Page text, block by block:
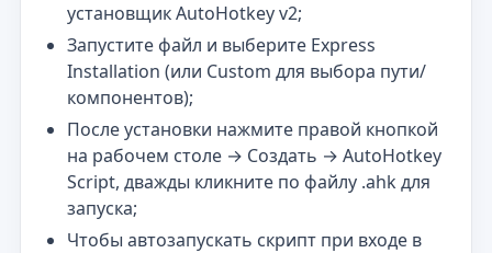
установщик AutoHotkey v2;
Запустите файл и выберите Express
Installation (или Custom для выбора пути/
компонентов);
После установки нажмите правой кнопкой
на рабочем столе → Создать → AutoHotkey
Script, дважды кликните по файлу .ahk для
запуска;
Чтобы автозапускать скрипт при входе в